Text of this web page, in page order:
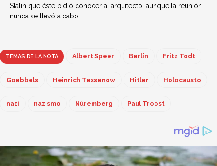
Stalin que éste pidió conocer al arquitecto, aunque la reunión
nunca se llevó a cabo.
TEMAS DE LA NOTA Albert Speer Berlín Fritz Todt
Goebbels Heinrich Tessenow Hitler Holocausto
nazi nazismo Núremberg Paul Troost